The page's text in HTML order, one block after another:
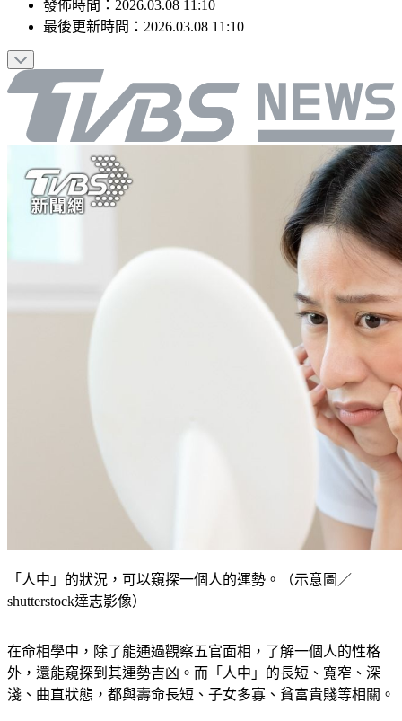
編輯：梁雪婷
發佈時間：2026.03.08 11:10
「人中」的狀況，可以窺探一個人的運勢。（示意圖／
在命相學中，除了能通過觀察五官面相，了解一個人的性格
外，還能窺探到其運勢吉凶。而「人中」的長短、寬窄、深